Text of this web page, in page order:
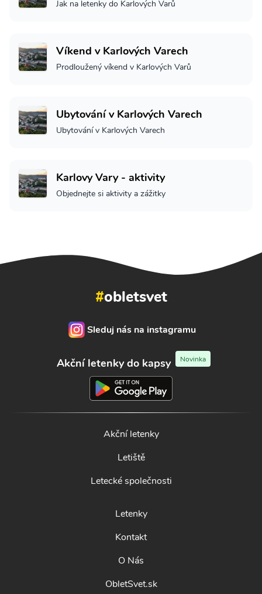
Jak na letenky do Karlových Varů
Víkend v Karlových Varech
Prodloužený víkend v Karlových Varů
Ubytování v Karlových Varech
Ubytování v Karlových Varech
Karlovy Vary - aktivity
Objednejte si aktivity a zážitky
#obletsvet
Sleduj nás na instagramu
Akční letenky do kapsy Novinka
Akční letenky
Letiště
Letecké společnosti
Letenky
Kontakt
O Nás
ObletSvet.sk